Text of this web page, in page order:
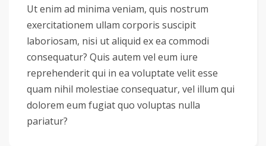
Ut enim ad minima veniam, quis nostrum
exercitationem ullam corporis suscipit
laboriosam, nisi ut aliquid ex ea commodi
consequatur? Quis autem vel eum iure
reprehenderit qui in ea voluptate velit esse
quam nihil molestiae consequatur, vel illum qui
dolorem eum fugiat quo voluptas nulla
pariatur?